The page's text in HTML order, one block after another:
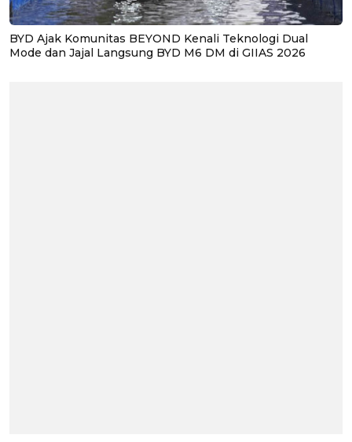
BYD Ajak Komunitas BEYOND Kenali Teknologi Dual
Mode dan Jajal Langsung BYD M6 DM di GIIAS 2026